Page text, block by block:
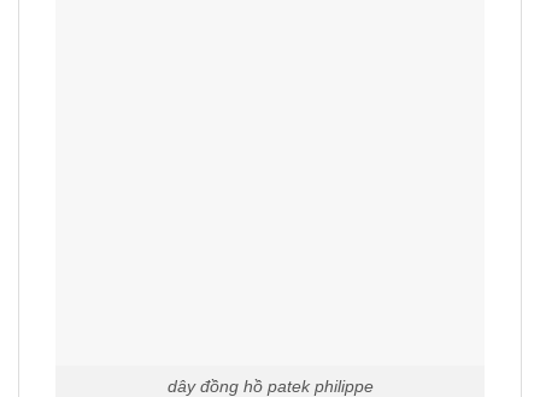
dây đồng hồ patek philippe